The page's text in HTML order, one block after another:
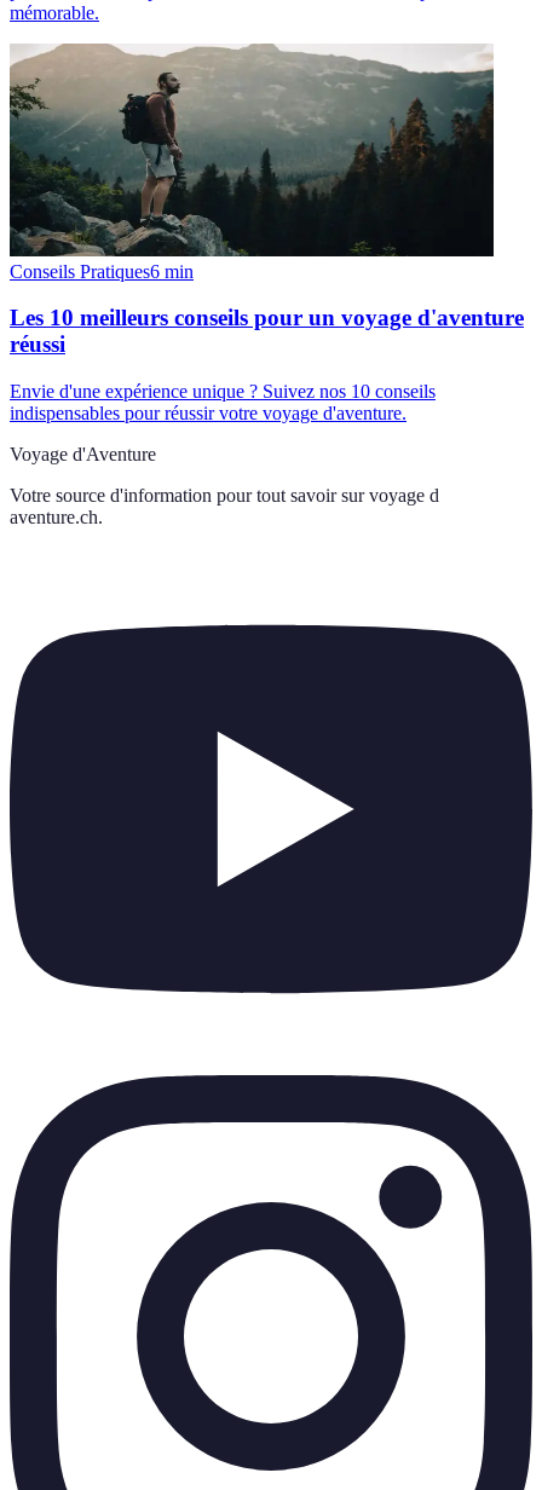
mémorable.
Conseils Pratiques6 min
Les 10 meilleurs conseils pour un voyage d'aventure
réussi
Envie d'une expérience unique ? Suivez nos 10 conseils
indispensables pour réussir votre voyage d'aventure.
Voyage d'Aventure
Votre source d'information pour tout savoir sur voyage d
aventure.ch.